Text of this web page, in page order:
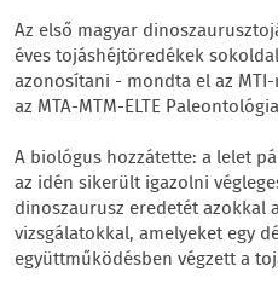
Az első magyar
éves tojáshéjtöredékek
azonosítani - mondta el az
az MTA-MTM-ELTE
A biológus hozzátette: a lelet
az idén sikerült igazolni
dinoszaurusz eredetét azokkal
vizsgálatokkal, amelyeket egy
együttműködésben végzett a